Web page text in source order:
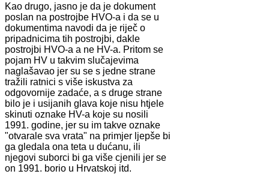
Kao drugo, jasno je da je dokument
poslan na postrojbe HVO-a i da se u
dokumentima navodi da je riječ o
pripadnicima tih postrojbi, dakle
postrojbi HVO-a a ne HV-a. Pritom se
pojam HV u takvim slučajevima
naglašavao jer su se s jedne strane
tražili ratnici s više iskustva za
odgovornije zadaće, a s druge strane
bilo je i usijanih glava koje nisu htjele
skinuti oznake HV-a koje su nosili
1991. godine, jer su im takve oznake
"otvarale sva vrata" na primjer ljepše bi
ga gledala ona teta u dućanu, ili
njegovi suborci bi ga više cjenili jer se
on 1991. borio u Hrvatskoj itd.